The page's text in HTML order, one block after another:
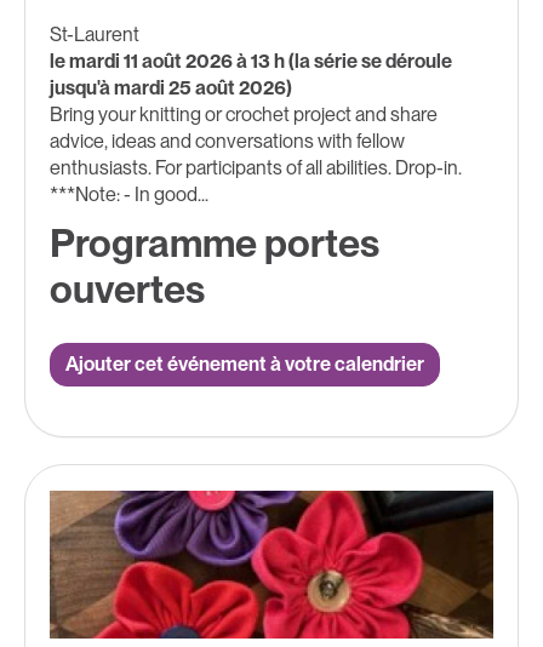
St-Laurent
le mardi 11 août 2026 à 13 h (la série se déroule
jusqu'à mardi 25 août 2026)
Bring your knitting or crochet project and share
advice, ideas and conversations with fellow
enthusiasts. For participants of all abilities. Drop-in.
***Note: - In good...
Programme portes
ouvertes
Ajouter cet événement à votre calendrier